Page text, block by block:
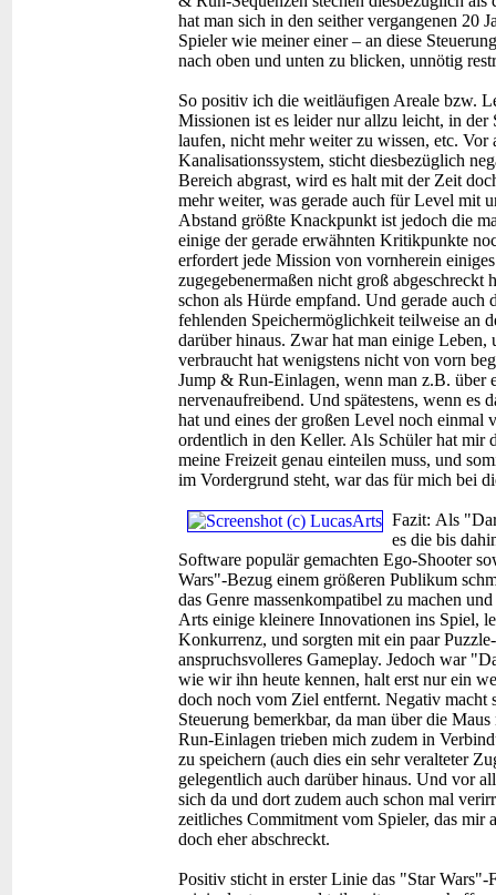
hat man sich in den seither vergangenen 20
Spieler wie meiner einer – an diese
nach oben und unten zu blicken, unnötig
So positiv ich die weitläufigen Areale bzw.
Missionen ist es leider nur allzu leicht, in
laufen, nicht mehr weiter zu wissen, etc.
Kanalisationssystem, sticht diesbezüglich
Bereich abgrast, wird es halt mit der Zeit
mehr weiter, was gerade auch für Level mit
Abstand größte Knackpunkt ist jedoch die
einige der gerade erwähnten Kritikpunkte
erfordert jede Mission von vornherein
zugegebenermaßen nicht groß abgeschreckt
schon als Hürde empfand. Und gerade
fehlenden Speichermöglichkeit teilweise an
darüber hinaus. Zwar hat man einige
verbraucht hat wenigstens nicht von vorn
Jump & Run-Einlagen, wenn man z.B. über
nervenaufreibend. Und spätestens, wenn es
hat und eines der großen Level noch
ordentlich in den Keller. Als Schüler hat mir
meine Freizeit genau einteilen muss, und
im Vordergrund steht, war das für mich bei
Fazit: Als
es die bis
Software populär gemachten Ego-Shooter
Wars"-Bezug einem größeren Publikum
das Genre massenkompatibel zu machen
Arts einige kleinere Innovationen ins Spiel,
Konkurrenz, und sorgten mit ein paar
anspruchsvolleres Gameplay. Jedoch war
wie wir ihn heute kennen, halt erst nur ein
doch noch vom Ziel entfernt. Negativ macht
Steuerung bemerkbar, da man über die
Run-Einlagen trieben mich zudem in
zu speichern (auch dies ein sehr veralteter
gelegentlich auch darüber hinaus. Und vor
sich da und dort zudem auch schon mal
zeitliches Commitment vom Spieler, das mir
doch eher abschreckt.
Positiv sticht in erster Linie das "Star